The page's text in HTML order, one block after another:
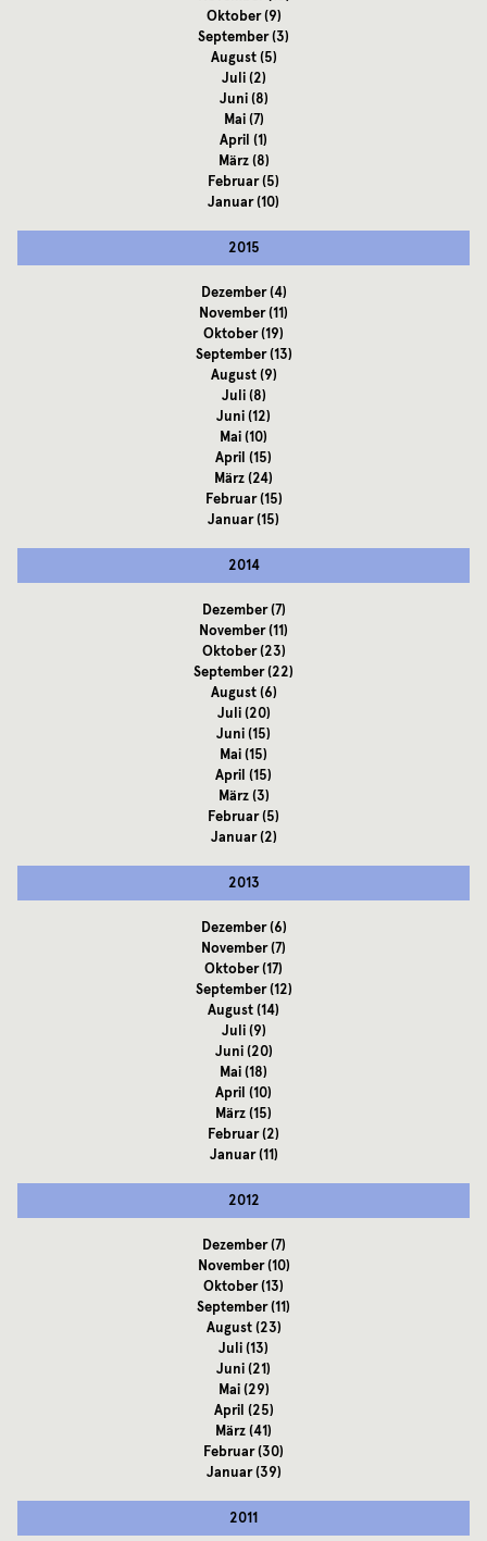
Oktober(9)
September(3)
August(5)
Juli(2)
Juni(8)
Mai(7)
April (1)
März(8)
Februar(5)
Januar(10)
2015
Dezember(4)
November(11)
Oktober(19)
September(13)
August(9)
Juli(8)
Juni(12)
Mai(10)
April (15)
März(24)
Februar(15)
Januar(15)
2014
Dezember(7)
November(11)
Oktober(23)
September(22)
August(6)
Juli(20)
Juni(15)
Mai(15)
April (15)
März(3)
Februar(5)
Januar(2)
2013
Dezember(6)
November(7)
Oktober(17)
September(12)
August(14)
Juli(9)
Juni(20)
Mai(18)
April (10)
März(15)
Februar(2)
Januar(11)
2012
Dezember(7)
November(10)
Oktober(13)
September(11)
August(23)
Juli(13)
Juni(21)
Mai(29)
April (25)
März(41)
Februar(30)
Januar(39)
2011